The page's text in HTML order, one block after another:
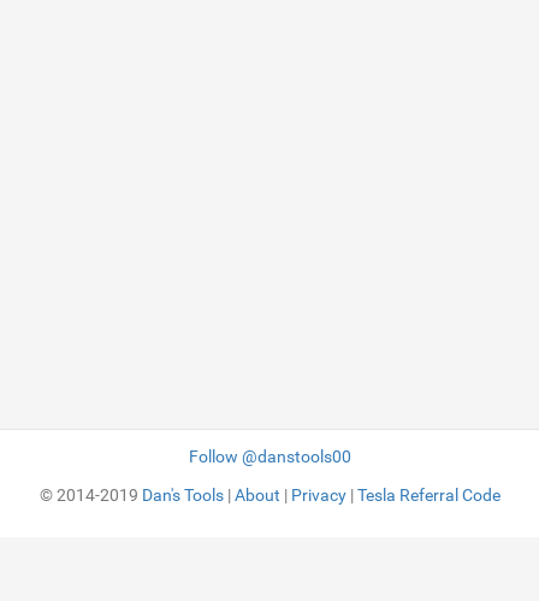
Follow @danstools00
© 2014-2019 Dan's Tools|About | Privacy|Tesla Referral Code